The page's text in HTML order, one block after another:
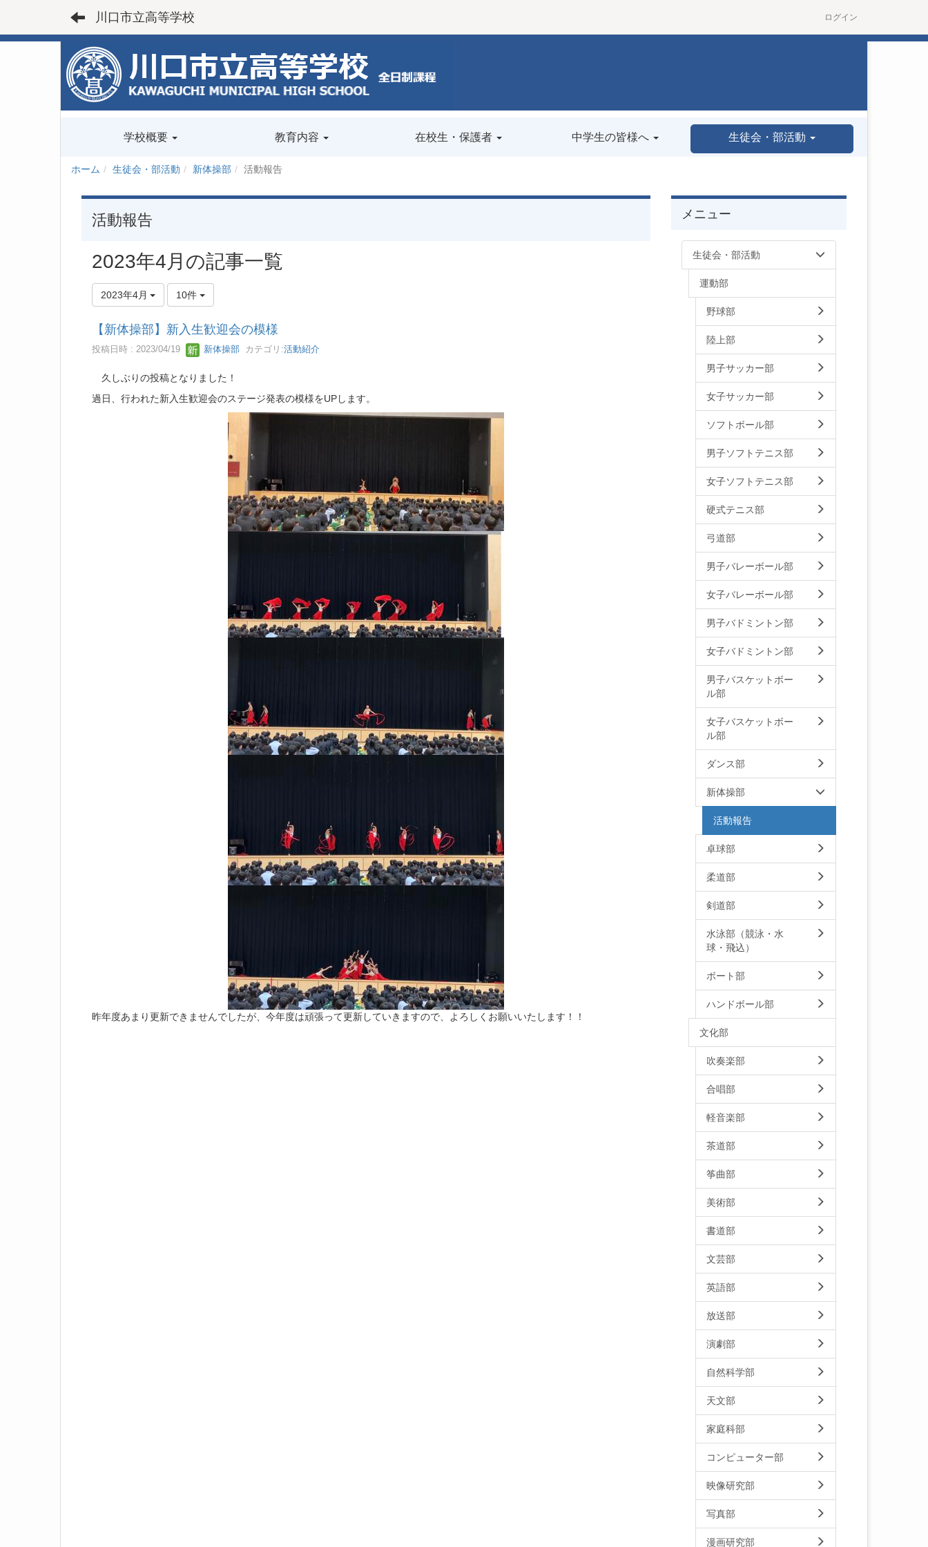
川口市立高等学校 ログイン
学校概要 教育内容 在校生・保護者 中学生の皆様へ 生徒会・部活動
ホーム 生徒会・部活動 新体操部 活動報告
活動報告
2023年4月の記事一覧
2023年4月 10件
【新体操部】新入生歓迎会の模様
投稿日時 : 2023/04/19 新体操部 カテゴリ:活動紹介
久しぶりの投稿となりました！
過日、行われた新入生歓迎会のステージ発表の模様をUPします。
昨年度あまり更新できませんでしたが、今年度は頑張って更新していきますので、よろしくお願いいたします！！
メニュー
生徒会・部活動
運動部
野球部
陸上部
男子サッカー部
女子サッカー部
ソフトボール部
男子ソフトテニス部
女子ソフトテニス部
硬式テニス部
弓道部
男子バレーボール部
女子バレーボール部
男子バドミントン部
女子バドミントン部
男子バスケットボー
ル部
女子バスケットボー
ル部
ダンス部
新体操部
活動報告
卓球部
柔道部
剣道部
水泳部（競泳・水
球・飛込）
ボート部
ハンドボール部
文化部
吹奏楽部
合唱部
軽音楽部
茶道部
筝曲部
美術部
書道部
文芸部
英語部
放送部
演劇部
自然科学部
天文部
家庭科部
コンピューター部
映像研究部
写真部
漫画研究部